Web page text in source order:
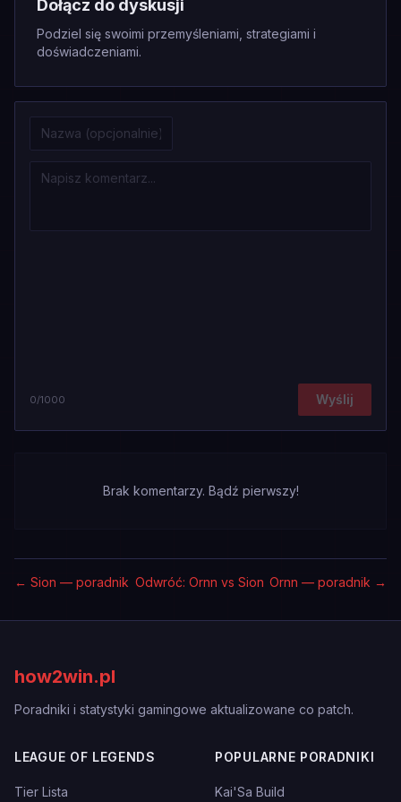
Dołącz do dyskusji
Podziel się swoimi przemyśleniami, strategiami i
doświadczeniami.
0/1000 Wyślij
Brak komentarzy. Bądź pierwszy!
← Sion — poradnik Odwróć: Ornn vs Sion Ornn — poradnik →
how2win.pl
Poradniki i statystyki gamingowe aktualizowane co patch.
LEAGUE OF LEGENDS
Tier Lista
POPULARNE PORADNIKI
Kai'Sa Build